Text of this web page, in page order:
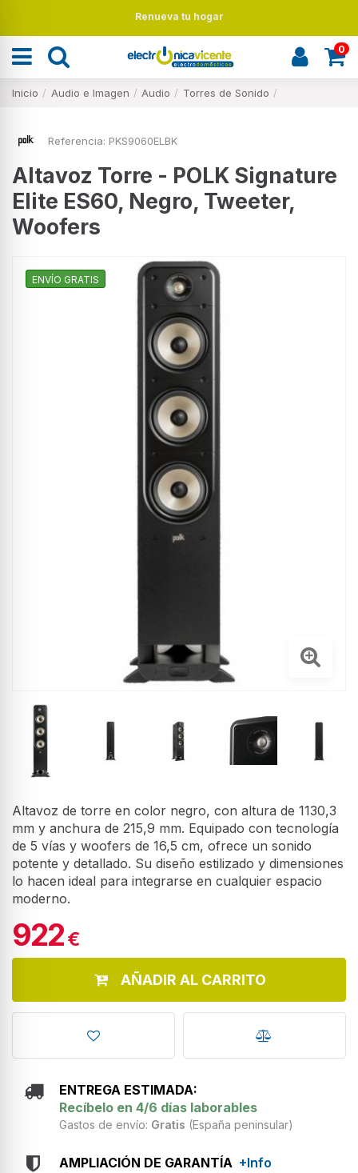
Renueva tu hogar
0
Inicio Audio e Imagen Audio Torres de Sonido
Referencia: PKS9060ELBK
Altavoz Torre - POLK Signature
Elite ES60, Negro, Tweeter,
Woofers
ENVÍO GRATIS
Altavoz de torre en color negro, con altura de 1130,3
mm y anchura de 215,9 mm. Equipado con tecnología
de 5 vías y woofers de 16,5 cm, ofrece un sonido
potente y detallado. Su diseño estilizado y dimensiones
lo hacen ideal para integrarse en cualquier espacio
moderno.
922€
AÑADIR AL CARRITO
ENTREGA ESTIMADA:
Recíbelo en 4/6 días laborables
Gastos de envío: Gratis (España peninsular)
AMPLIACIÓN DE GARANTÍA +Info